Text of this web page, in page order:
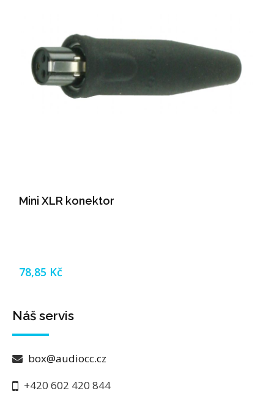
Mini XLR konektor
78,85 Kč
Náš servis
box@audiocc.cz
+420 602 420 844